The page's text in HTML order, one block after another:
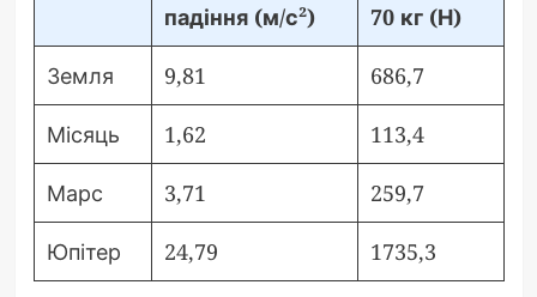
падіння (м/с²)
70 кг (Н)
Земля 9,81 686,7
Місяць 1,62 113,4
Марс 3,71 259,7
Юпітер 24,79 1735,3